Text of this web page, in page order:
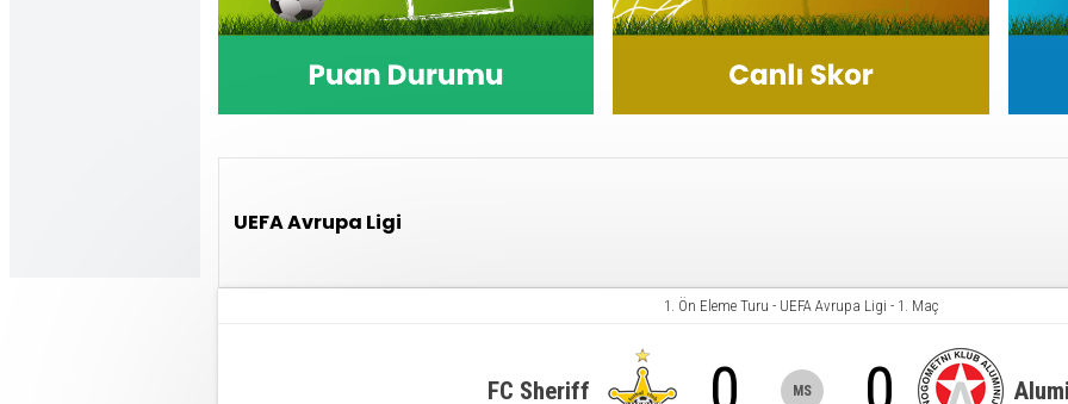
UEFA Avrupa Ligi
1. Ön Eleme Turu - UEFA Avrupa Ligi - 1. Maç
FC Sheriff MS